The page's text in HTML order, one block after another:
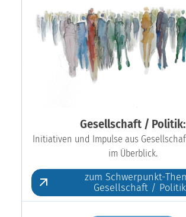
Gesellschaft / Politik:
Initiativen und Impulse aus
im Überblick.
zum Schwerpunkt-
Gesellschaft / Politik